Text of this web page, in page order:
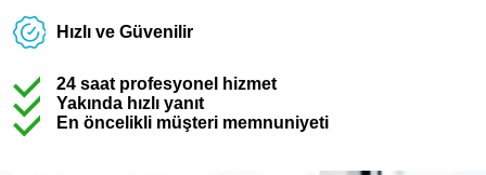
Hızlı ve Güvenilir
24 saat profesyonel hizmet
Yakında hızlı yanıt
En öncelikli müşteri memnuniyeti